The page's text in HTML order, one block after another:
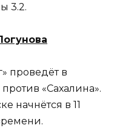
3.2.
проведёт в
«Сахалина».
начнётся в 11